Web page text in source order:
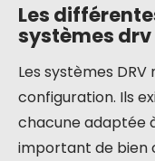
Les
systèmes drv
Les systèmes
configuration. Ils
chacune adaptée
important de bien